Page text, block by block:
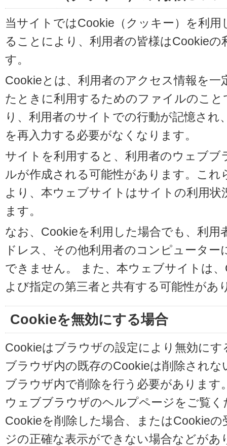
当サイトではCookie（クッキー）を利
ることにより、利用者の皆様はCookie
す。
Cookieとは、利用者のアクセス情報を
たときに利用するためのファイルのこ
り、利用者のサイトでの行動が記憶さ
を再入力する必要がなくなります。
サイトを利用すると、利用者のウェブ
ルが作成される可能性があります。こ
より、本ウェブサイトはサイトの利用
ます。
なお、Cookieを利用した場合でも、利用
ドレス、その他利用者のコンピュータ
できません。 また、本ウェブサイトは
よび指定の第三者と共有する可能性があ
Cookieを無効にする場合
Cookieはブラウザの設定により無効に
ブラウザ内の既存のCookieは削除され
ブラウザ内で削除を行う必要があります
ウェブブラウザのヘルプページをご覧く
Cookieを削除した場合、またはCookie
ジの正確な表示ができない場合などが